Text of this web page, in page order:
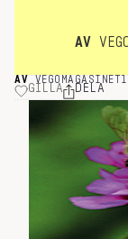
AV
AV VEGOMAGASINET
GILLA DELA